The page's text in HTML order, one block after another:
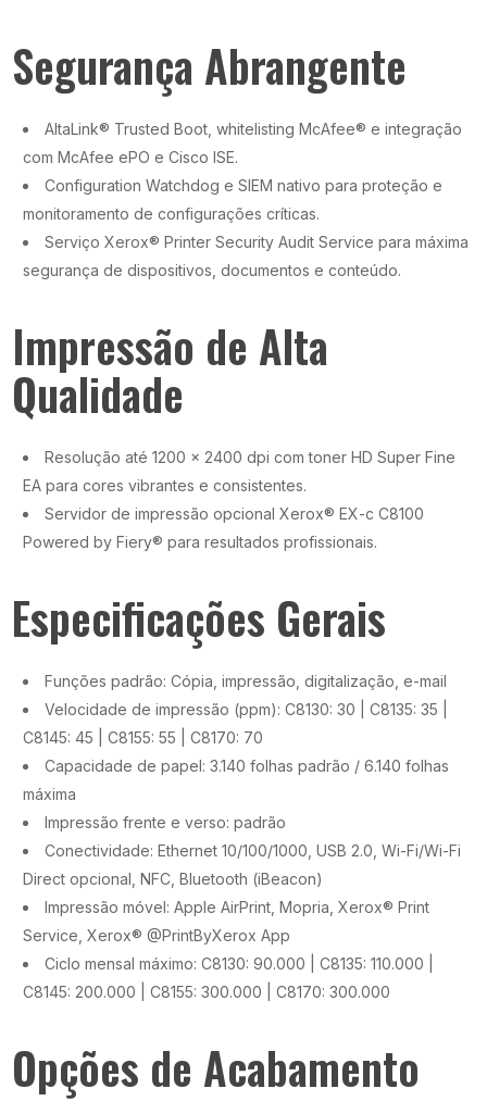
Segurança Abrangente
AltaLink® Trusted Boot, whitelisting McAfee® e integração
com McAfee ePO e Cisco ISE.
Configuration Watchdog e SIEM nativo para proteção e
monitoramento de configurações críticas.
Serviço Xerox® Printer Security Audit Service para máxima
segurança de dispositivos, documentos e conteúdo.
Impressão de Alta
Qualidade
Resolução até 1200 x 2400 dpi com toner HD Super Fine
EA para cores vibrantes e consistentes.
Servidor de impressão opcional Xerox® EX-c C8100
Powered by Fiery® para resultados profissionais.
Especificações Gerais
Funções padrão: Cópia, impressão, digitalização, e-mail
Velocidade de impressão (ppm): C8130: 30 | C8135: 35 |
C8145: 45 | C8155: 55 | C8170: 70
Capacidade de papel: 3.140 folhas padrão / 6.140 folhas
máxima
Impressão frente e verso: padrão
Conectividade: Ethernet 10/100/1000, USB 2.0, Wi-Fi/Wi-Fi
Direct opcional, NFC, Bluetooth (iBeacon)
Impressão móvel: Apple AirPrint, Mopria, Xerox® Print
Service, Xerox® @PrintByXerox App
Ciclo mensal máximo: C8130: 90.000 | C8135: 110.000 |
C8145: 200.000 | C8155: 300.000 | C8170: 300.000
Opções de Acabamento